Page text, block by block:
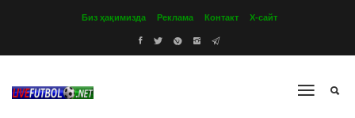
Биз ҳақимизда Реклама Контакт Х-сайт